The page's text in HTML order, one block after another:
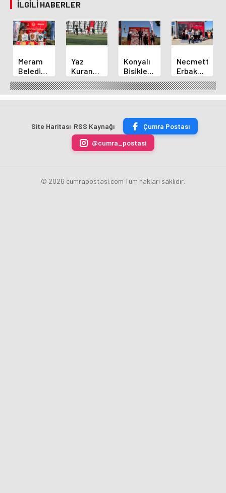
İLGILI HABERLER
Meram
Belediyespor
Okçuları
Türkiye
Şampiyonası'ndan
Yaz
Kuran
Kursu
Öğrencileri
Futbol
Konyalı
Bisikletçi
Ahmet
Can
Akpınar
Madalyayı
Aldı
Necmettin
Erbakan
Üniversitesi
Geleneksel
Okçulukta
Site Haritası RSS Kaynağı
Çumra Postası
@cumra_postasi
© 2026 cumrapostasi.com Tüm hakları saklıdır.